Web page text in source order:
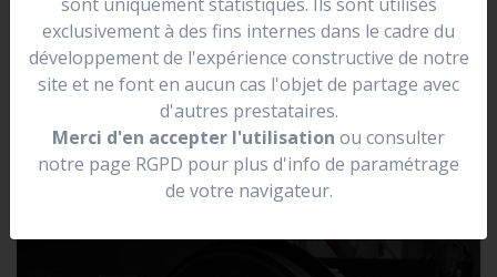
se situer dans une rue.
Elle peut être lumineuse, non lumineuse, prendre la
forme de votre logo.
exclusivement à des fins internes dans le cadre du
développement de l'expérience constructive de notre
site et ne font en aucun cas l'objet de partage avec
d'autres prestataires.
Merci d'en accepter l'utilisation ou consulter
notre page RGPD pour plus d'info de paramétrage
de votre navigateur.